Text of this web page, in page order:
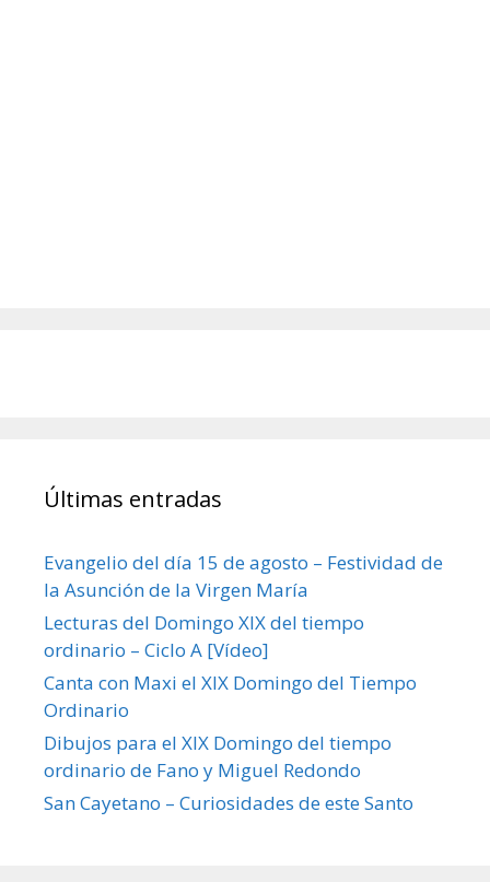
Últimas entradas
Evangelio del día 15 de agosto – Festividad de
la Asunción de la Virgen María
Lecturas del Domingo XIX del tiempo
ordinario – Ciclo A [Vídeo]
Canta con Maxi el XIX Domingo del Tiempo
Ordinario
Dibujos para el XIX Domingo del tiempo
ordinario de Fano y Miguel Redondo
San Cayetano – Curiosidades de este Santo